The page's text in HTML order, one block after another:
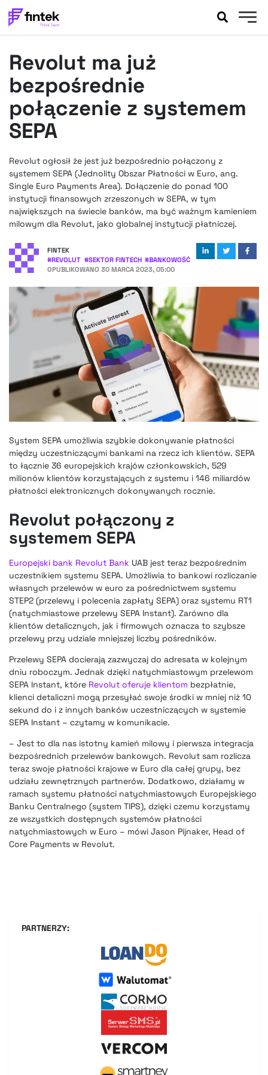
BANKOWOŚĆ
FELIETONY
WYWIADY
LEGAL
FINTEKEXTRA
OKIEM EKSPERTA
Revolut ma już
bezpośrednie
połączenie z systemem
SEPA
Revolut ogłosił że jest już bezpośrednio połączony z
systemem SEPA (Jednolity Obszar Płatności w Euro, ang.
Single Euro Payments Area). Dołączenie do ponad 100
instytucji finansowych zrzeszonych w SEPA, w tym
największych na świecie banków, ma być ważnym kamieniem
milowym dla Revolut, jako globalnej instytucji płatniczej.
FINTEK
#REVOLUT #SEKTOR FINTECH #BANKOWOŚĆ
OPUBLIKOWANO 30 MARCA 2023, 05:00
System SEPA umożliwia szybkie dokonywanie płatności
między uczestniczącymi bankami na rzecz ich klientów. SEPA
to łącznie 36 europejskich krajów członkowskich, 529
milionów klientów korzystających z systemu i 146 miliardów
płatności elektronicznych dokonywanych rocznie.
Revolut połączony z
systemem SEPA
Europejski bank Revolut Bank UAB jest teraz bezpośrednim
uczestnikiem systemu SEPA. Umożliwia to bankowi rozliczanie
własnych przelewów w euro za pośrednictwem systemu
STEP2 (przelewy i polecenia zapłaty SEPA) oraz systemu RT1
(natychmiastowe przelewy SEPA Instant). Zarówno dla
klientów detalicznych, jak i firmowych oznacza to szybsze
przelewy przy udziale mniejszej liczby pośredników.
Przelewy SEPA docierają zazwyczaj do adresata w kolejnym
dniu roboczym. Jednak dzięki natychmiastowym przelewom
SEPA Instant, które Revolut oferuje klientom bezpłatnie,
klienci detaliczni mogą przesyłać swoje środki w mniej niż 10
sekund do i z innych banków uczestniczących w systemie
SEPA Instant – czytamy w komunikacie.
– Jest to dla nas istotny kamień milowy i pierwsza integracja
bezpośrednich przelewów bankowych. Revolut sam rozlicza
teraz swoje płatności krajowe w Euro dla całej grupy, bez
udziału zewnętrznych partnerów. Dodatkowo, działamy w
ramach systemu płatności natychmiastowych Europejskiego
Banku Centralnego (system TIPS), dzięki czemu korzystamy
ze wszystkich dostępnych systemów płatności
natychmiastowych w Euro – mówi Jason Pijnaker, Head of
Core Payments w Revolut.
PARTNERZY: